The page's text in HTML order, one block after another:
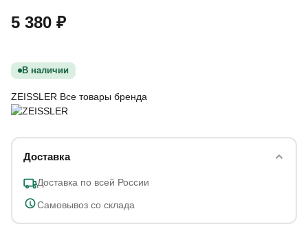
5 380 ₽
В наличии
ZEISSLER Все товары бренда
Доставка
Доставка по всей России
Самовывоз со склада